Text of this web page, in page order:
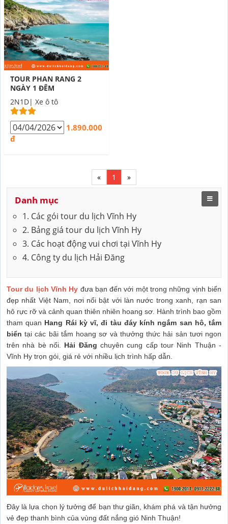
TOUR PHAN RANG 2
NGÀY 1 ĐÊM
2N1D| Xe ô tô
1.890.000
đ
« 1 »
Danh mục
1. Các gói tour du lịch Vĩnh Hy
2. Bảng giá tour du lịch Vĩnh Hy
3. Các hoạt động vui chơi tại Vĩnh Hy
4. Công ty du lịch Hải Đăng
Tour du lịch Vĩnh Hy đưa bạn đến với một trong những vịnh biển
đẹp nhất Việt Nam, nơi nổi bật với làn nước trong xanh, rạn san
hô rực rỡ và cảnh quan thiên nhiên hoang sơ. Hành trình bao gồm
tham quan Hang Rái kỳ vĩ, đi tàu đáy kính ngắm san hô, tắm
biển tại các bãi tắm hoang sơ và thưởng thức hải sản tươi ngon
trên nhà bè nổi. Hải Đăng chuyên cung cấp tour Ninh Thuận -
Vĩnh Hy trọn gói, giá rẻ với nhiều lịch trình hấp dẫn.
Đây là lựa chọn lý tưởng để bạn thư giãn, khám phá và tận hưởng
vẻ đẹp thanh bình của vùng đất nắng gió Ninh Thuận!